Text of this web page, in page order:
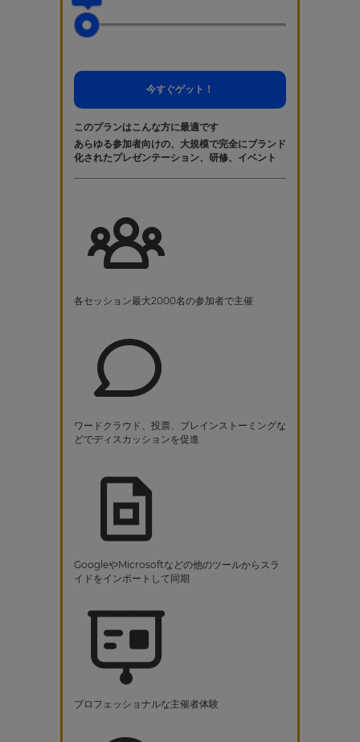
今すぐゲット！
このプランはこんな方に最適です
あらゆる参加者向けの、大規模で完全にブランド
化されたプレゼンテーション、研修、イベント
各セッション最大2000名の参加者で主催
ワードクラウド、投票、ブレインストーミングな
どでディスカッションを促進
GoogleやMicrosoftなどの他のツールからスラ
イドをインポートして同期
プロフェッショナルな主催者体験